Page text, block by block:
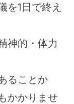
を1日で終え
神的・体力
ることか
かかりませ